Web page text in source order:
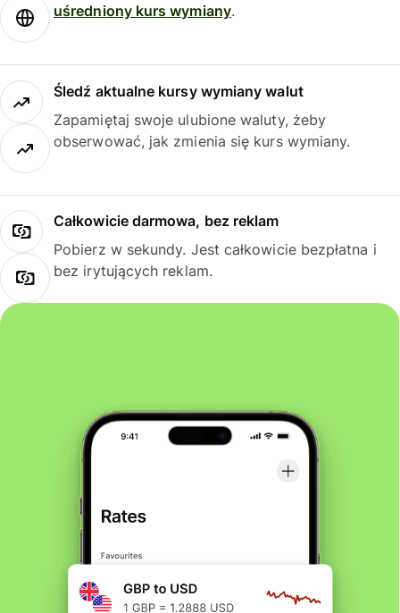
uśredniony kurs wymiany.
Śledź aktualne kursy wymiany walut
Zapamiętaj swoje ulubione waluty, żeby
obserwować, jak zmienia się kurs wymiany.
Całkowicie darmowa, bez reklam
Pobierz w sekundy. Jest całkowicie bezpłatna i
bez irytujących reklam.